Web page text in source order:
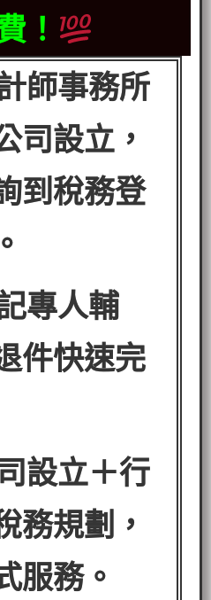
！
師事務所
司設立，
到稅務登
專人輔
件快速完
設立＋行
務規劃，
服務。